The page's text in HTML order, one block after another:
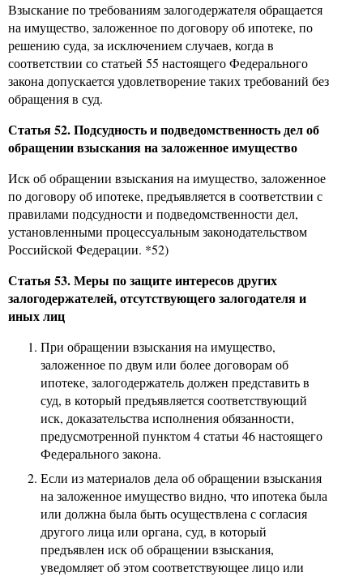
Взыскание по требованиям залогодержателя обращается
на имущество, заложенное по договору об ипотеке, по
решению суда, за исключением случаев, когда в
соответствии со статьей 55 настоящего Федерального
закона допускается удовлетворение таких требований без
обращения в суд.
Статья 52. Подсудность и подведомственность дел об
обращении взыскания на заложенное имущество
Иск об обращении взыскания на имущество, заложенное
по договору об ипотеке, предъявляется в соответствии с
правилами подсудности и подведомственности дел,
установленными процессуальным законодательством
Российской Федерации. *52)
Статья 53. Меры по защите интересов других
залогодержателей, отсутствующего залогодателя и
иных лиц
При обращении взыскания на имущество,
заложенное по двум или более договорам об
ипотеке, залогодержатель должен представить в
суд, в который предъявляется соответствующий
иск, доказательства исполнения обязанности,
предусмотренной пунктом 4 статьи 46 настоящего
Федерального закона.
Если из материалов дела об обращении взыскания
на заложенное имущество видно, что ипотека была
или должна была быть осуществлена с согласия
другого лица или органа, суд, в который
предъявлен иск об обращении взыскания,
уведомляет об этом соответствующее лицо или